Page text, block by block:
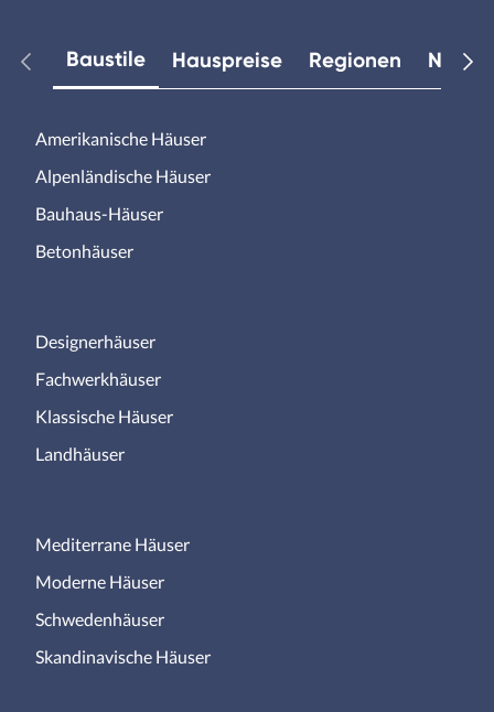
Baustile Hauspreise Regionen
Amerikanische Häuser
Alpenländische Häuser
Bauhaus-Häuser
Betonhäuser
Designerhäuser
Fachwerkhäuser
Klassische Häuser
Landhäuser
Mediterrane Häuser
Moderne Häuser
Schwedenhäuser
Skandinavische Häuser